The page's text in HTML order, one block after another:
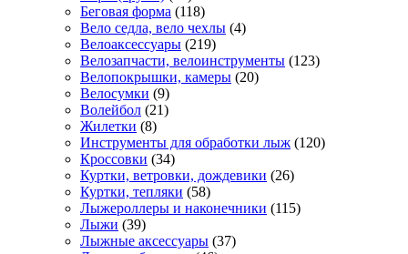
Беговая форма (118)
Вело седла, вело чехлы (4)
Велоаксессуары (219)
Велозапчасти, велоинструменты (123)
Велопокрышки, камеры (20)
Велосумки (9)
Волейбол (21)
Жилетки (8)
Инструменты для обработки лыж (120)
Кроссовки (34)
Куртки, ветровки, дождевики (26)
Куртки, тепляки (58)
Лыжероллеры и наконечники (115)
Лыжи (39)
Лыжные аксессуары (37)